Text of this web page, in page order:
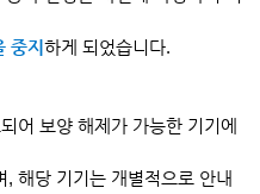
중지 하게 되었습니다.
어 보양 해제가 가능한 기기에
, 해당 기기는 개별적으로 안내